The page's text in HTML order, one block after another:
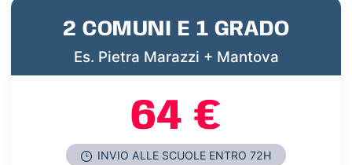
2 COMUNI E 1 GRADO
Es. Pietra Marazzi + Mantova
64 €
INVIO ALLE SCUOLE ENTRO 72H